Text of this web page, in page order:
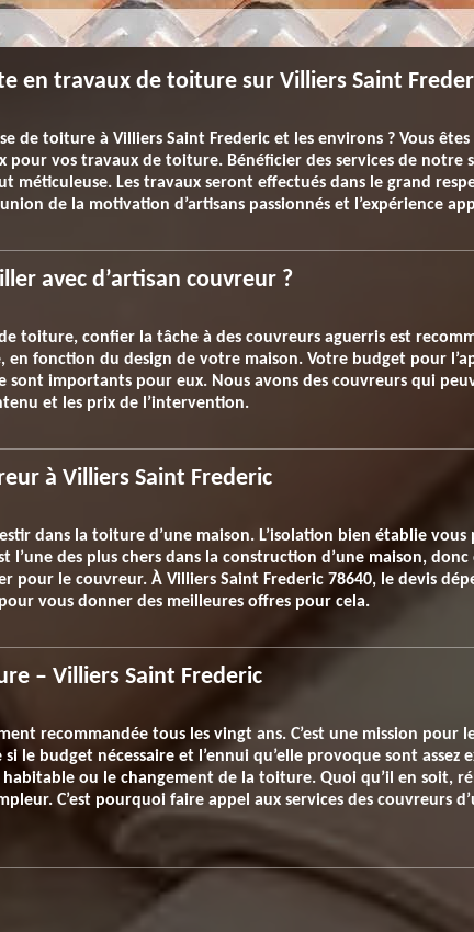
en travaux de toiture sur Villiers Saint
de toiture à Villiers Saint Frederic et les environs ? Vous
pour vos travaux de toiture. Bénéficier des services de notre
méticuleuse. Les travaux seront effectués dans le grand
de la motivation d’artisans passionnés et l’expérience
avec d’artisan couvreur ?
toiture, confier la tâche à des couvreurs aguerris est
fonction du design de votre maison. Votre budget pour
importants pour eux. Nous avons des couvreurs qui
et les prix de l’intervention.
à Villiers Saint Frederic
dans la toiture d’une maison. L’isolation bien établie
l’une des plus chers dans la construction d’une maison,
pour le couvreur. À Villiers Saint Frederic 78640, le devis
vous donner des meilleures offres pour cela.
– Villiers Saint Frederic
recommandée tous les vingt ans. C’est une mission pour
le budget nécessaire et l’ennui qu’elle provoque sont
habitable ou le changement de la toiture. Quoi qu’il en soit,
C’est pourquoi faire appel aux services des couvreurs